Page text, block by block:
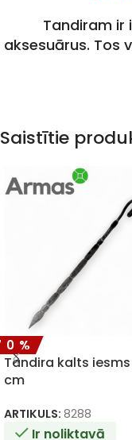
Tandiram ir
aksesuārus. Tos
Saistītie
Tandira kalts iesms
cm
ARTIKULS: 8288
Ir noliktavā